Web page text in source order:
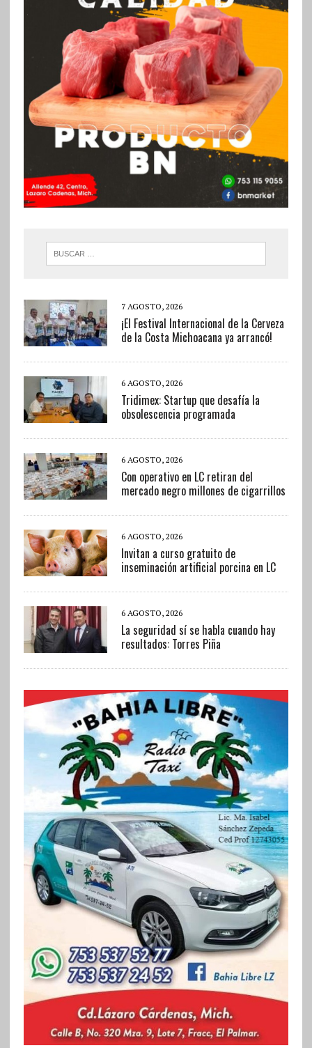
7 AGOSTO, 2026
¡El Festival Internacional de la Cerveza
de la Costa Michoacana ya arrancó!
6 AGOSTO, 2026
Tridimex: Startup que desafía la
obsolescencia programada
6 AGOSTO, 2026
Con operativo en LC retiran del
mercado negro millones de cigarrillos
6 AGOSTO, 2026
Invitan a curso gratuito de
inseminación artificial porcina en LC
6 AGOSTO, 2026
La seguridad sí se habla cuando hay
resultados: Torres Piña